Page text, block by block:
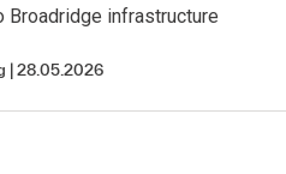
Broadridge infrastructure
28.05.2026